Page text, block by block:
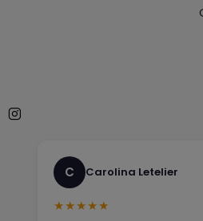
C Carolina Letelier
★★★★★